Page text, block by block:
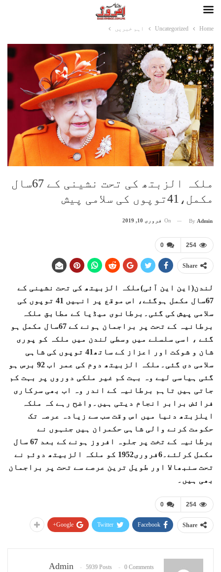
Home
Uncategorized اہم خبریں
ملکہ الزبتھ کی تحت نشینی کے 67سال
مکمل،41توپوں کی سلامی پیش
By Admin
On فروری 10, 2019
0 254
Share
لندن(این این آئی)ملکہ الزبیتھ کی تحت نشینی کے
67سال مکمل ہوگئے، اس موقع پر انہیں 41 توپوں کی
سلامی پیش کی گئی۔برطانوی میڈیا کے مطابق ملکہ
برطانیہ کے تحت پر براجمان ہونے کے 67سال مکمل ہو
گئے ، اسی سلسلے میں وسطی لندن میں ملکہ کو پوری
شان و شوکت اور اعزاز کے ساتھ41 توپوں کی شاہی
سلامی دی گئی۔ملکہ الزبیتھ دوم کی عمر اب 92 برس ہو
گئی ہیاسی لیے وہ بہت کم غیر ملکی دوروں پر بہت کم
جاتی ہیں تاہم برطانیہ کے اندر وہ اب بھی سرکاری
فرائض برابر انجام دیتی ہیں۔واضح رہے کہ ملکہ
ایلزبتھ دنیا میں اس وقت سب سے زیادہ عرصہ تک
حکومت کرنے والی شاہی حکمران ہیں جنہوں نے
برطانیہ کے تخت پر جلوہ افروز ہونے کے بعد 67 سال
مکمل کرلئے۔6فروری1952 کو ملکہ الزبیتھ دوئم نے
تحت سنبھالا اور طویل ترین عرصے سے تحت پر براجمان
بھی ہیں۔
0 254
Share
Facebook
Twitter
Google+
Admin 5939 Posts 0 Comments